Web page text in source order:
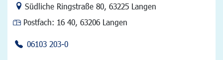
Link zur Google-Maps Navigation
Südliche Ringstraße 80, 63225 Langen
Postfach: 16 40, 63206 Langen
06103 203-0